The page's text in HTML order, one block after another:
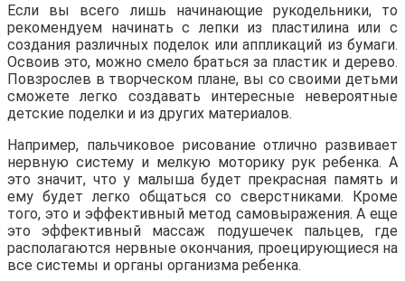
Если вы всего лишь начинающие рукодельники, то
рекомендуем начинать с лепки из пластилина или с
создания различных поделок или аппликаций из бумаги.
Освоив это, можно смело браться за пластик и дерево.
Повзрослев в творческом плане, вы со своими детьми
сможете легко создавать интересные невероятные
детские поделки и из других материалов.
Например, пальчиковое рисование отлично развивает
нервную систему и мелкую моторику рук ребенка. А
это значит, что у малыша будет прекрасная память и
ему будет легко общаться со сверстниками. Кроме
того, это и эффективный метод самовыражения. А еще
это эффективный массаж подушечек пальцев, где
располагаются нервные окончания, проецирующиеся на
все системы и органы организма ребенка.